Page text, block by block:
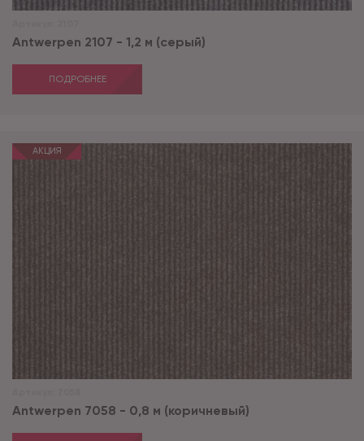
Antwerpen 2107 - 1,2 м (серый)
ПОДРОБНЕЕ
АКЦИЯ
Antwerpen 7058 - 0,8 м (коричневый)